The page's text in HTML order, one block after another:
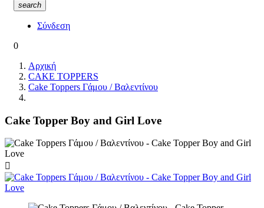
search
Σύνδεση
0
Αρχική
CAKE TOPPERS
Cake Toppers Γάμου / Βαλεντίνου
Cake Topper Boy and Girl Love
